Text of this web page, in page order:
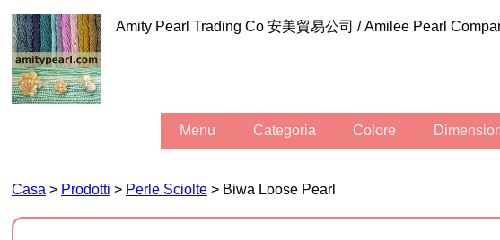
Amity Pearl Trading Co 安美貿易公司 / Amilee Pearl
Menu Categoria Colore
Casa > Prodotti > Perle Sciolte > Biwa Loose Pearl